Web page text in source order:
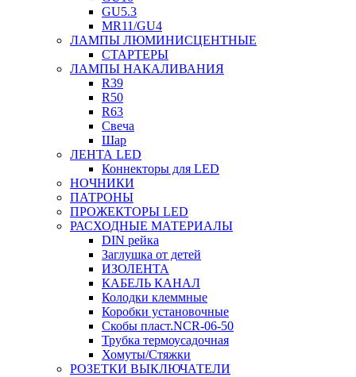
GU5.3
MR11/GU4
ЛАМПЫ ЛЮМИНИСЦЕНТНЫЕ
СТАРТЕРЫ
ЛАМПЫ НАКАЛИВАНИЯ
R39
R50
R63
Свеча
Шар
ЛЕНТА LED
Коннекторы для LED
НОЧНИКИ
ПАТРОНЫ
ПРОЖЕКТОРЫ LED
РАСХОДНЫЕ МАТЕРИАЛЫ
DIN рейка
Заглушка от детей
ИЗОЛЕНТА
КАБЕЛЬ КАНАЛ
Колодки клеммные
Коробки установочные
Скобы пласт.NCR-06-50
Трубка термоусадочная
Хомуты/Стяжки
РОЗЕТКИ ВЫКЛЮЧАТЕЛИ